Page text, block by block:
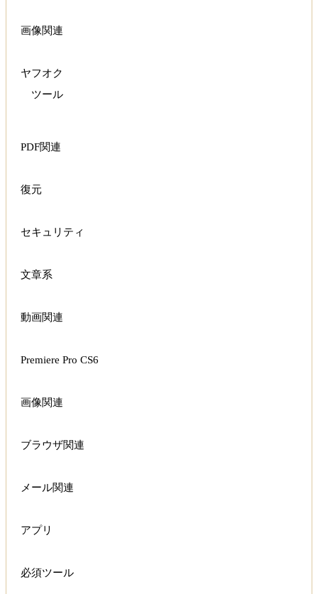
画像関連
ヤフオク
ツール
PDF関連
復元
セキュリティ
文章系
動画関連
Premiere Pro CS6
画像関連
ブラウザ関連
メール関連
アプリ
必須ツール